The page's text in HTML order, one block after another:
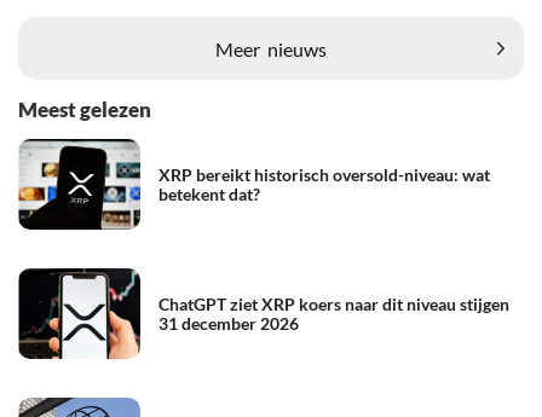
Meer nieuws
Meest gelezen
XRP bereikt historisch oversold-niveau: wat
betekent dat?
ChatGPT ziet XRP koers naar dit niveau stijgen
31 december 2026